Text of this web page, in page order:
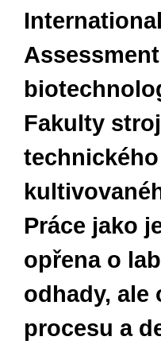
Fakulty
Práce jako
opřena o
odhady,
procesu a